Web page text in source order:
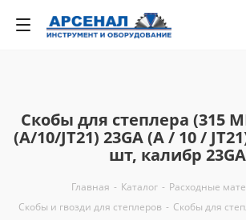
Скобы для степлера (315
(A/10/JT21) 23GA (A / 10 /
шт, калибр
Главная - Каталог - Расходные
Скобы и гвозди для степлеров - Скобы для